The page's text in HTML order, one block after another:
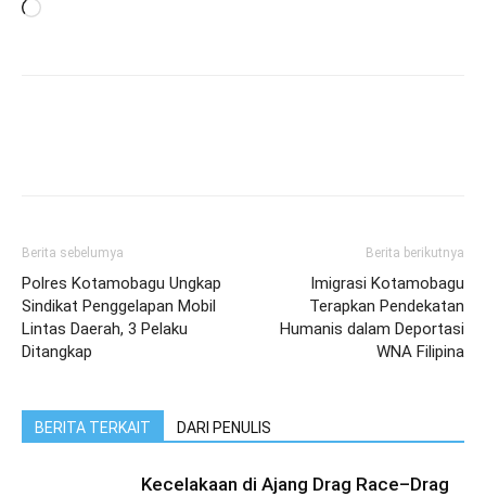
Memuat...
Berita sebelumya
Polres Kotamobagu Ungkap
Sindikat Penggelapan Mobil
Lintas Daerah, 3 Pelaku
Ditangkap
Berita berikutnya
Imigrasi Kotamobagu
Terapkan Pendekatan
Humanis dalam Deportasi
WNA Filipina
BERITA TERKAIT DARI PENULIS
Kecelakaan di Ajang Drag Race–Drag